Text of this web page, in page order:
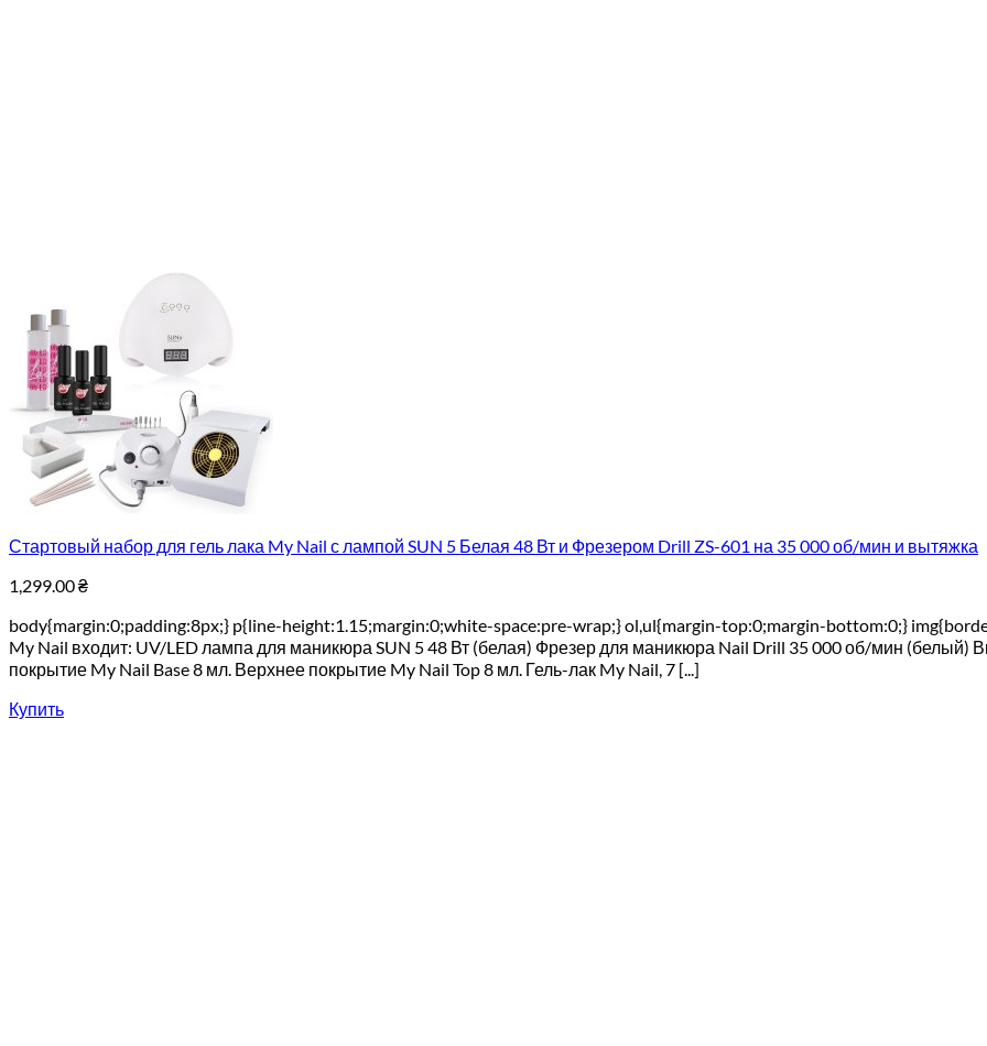
Стартовый набор для гель лака My Nail с лампой SUN 5 Белая 48 Вт и Фрезером Drill ZS-601 на 35 000 об/мин и вытяжка
1,299.00₴
body{margin:0;padding:8px;} p{line-height:1.15;margin:0;white-space:pre-wrap;} ol,ul{margin-top:0;margin-bottom:0;}
My Nail входит: UV/LED лампа для маникюра SUN 5 48 Вт (белая) Фрезер для маникюра Nail Drill 35 000 об/мин (белый)
покрытие My Nail Base 8 мл. Верхнее покрытие My Nail Top 8 мл. Гель-лак My Nail, 7 [...]
Купить